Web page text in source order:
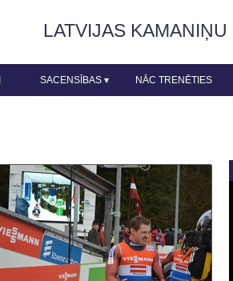
LATVIJAS
SACENSĪBAS ▾ NĀC TRENĒTIES